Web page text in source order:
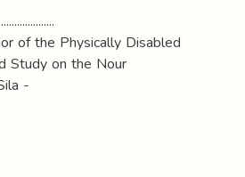
of the Physically Disabled
Study on the Nour
-